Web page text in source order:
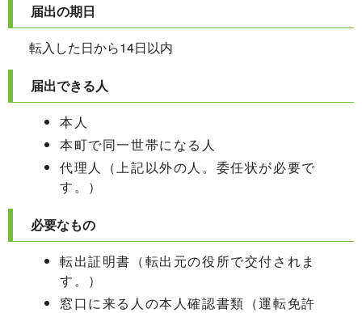
届出の期日
転入した日から14日以内
届出できる人
本人
本町で同一世帯になる人
代理人（上記以外の人。委任状が必要で
す。）
必要なもの
転出証明書（転出元の役所で交付されま
す。）
窓口に来る人の本人確認書類（運転免許